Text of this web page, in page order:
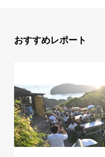
おすすめレポート